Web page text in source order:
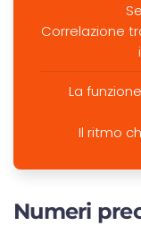
Correlazione
La
Il ritmo
Numeri